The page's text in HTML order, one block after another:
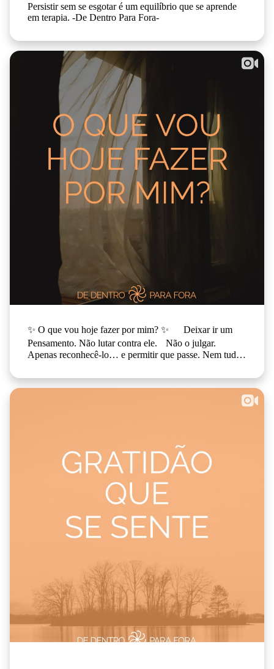
Persistir sem se esgotar é um equilíbrio que se aprende
em terapia. -De Dentro Para Fora-
✨ O que vou hoje fazer por mim? ✨ Deixar ir um
Pensamento. Não lutar contra ele. Não o julgar.
Apenas reconhecê-lo… e permitir que passe. Nem tudo
Vai Hoje Fazer Por Si? 💬👇